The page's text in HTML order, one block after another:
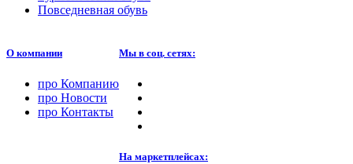
Повседневная обувь
О компании
про Компанию
про Новости
про Контакты
Мы в соц. сетях:
На маркетплейсах: